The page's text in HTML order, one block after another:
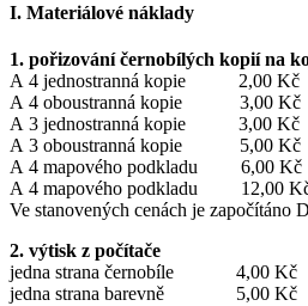
I. Materiálové náklady
1. pořizování černobílých kopií na
A 4 jednostranná kopie 2,00 Kč
A 4 oboustranná kopie 3,00 Kč
A 3 jednostranná kopie 3,00 Kč
A 3 oboustranná kopie 5,00 Kč
A 4 mapového podkladu 6,00 Kč
A 4 mapového podkladu 12,00
Ve stanovených cenách je započítáno
2. výtisk z počítače
jedna strana černobíle 4,00 Kč
jedna strana barevně 5,00 Kč